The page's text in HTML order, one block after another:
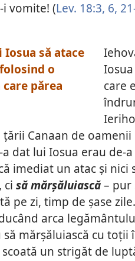
i vomite! (Lev. 18:3, 6,
să atace
o
părea
care
Canaan de
dat lui Iosua erau de-
imediat un atac și
ci să mărșăluiască– pur
pe zi, timp de șase
arca
mărșăluiască cu
un strigăt de